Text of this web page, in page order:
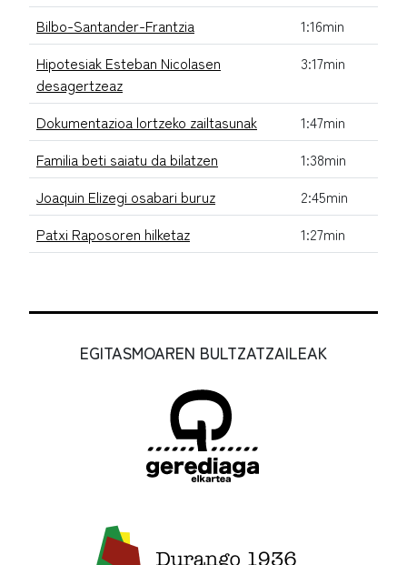
Bilbo-Santander-Frantzia
1:16min
Hipotesiak Esteban Nicolasen
desagertzeaz
3:17min
Dokumentazioa lortzeko zailtasunak
1:47min
Familia beti saiatu da bilatzen
1:38min
Joaquin Elizegi osabari buruz
2:45min
Patxi Raposoren hilketaz
1:27min
EGITASMOAREN BULTZATZAILEAK